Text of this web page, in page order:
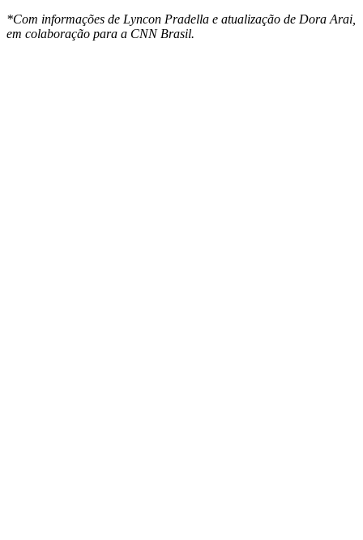
*Com informações de Lyncon Pradella e atualização de Dora Arai,
em colaboração para a CNN Brasil.